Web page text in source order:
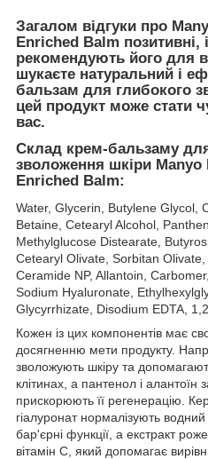
Загалом відгуки про
Enriched Balm позитивні,
рекомендують його для
шукаєте натуральний і
бальзам для глибокого
цей продукт може стати
вас.
Склад крем-бальзаму
зволоження шкіри
Enriched Balm:
Water, Glycerin, Butylene Glycol,
Betaine, Cetearyl Alcohol,
Methylglucose Distearate,
Cetearyl Olivate, Sorbitan
Ceramide NP, Allantoin,
Sodium Hyaluronate,
Glycyrrhizate, Disodium EDTA,
Кожен із цих компонентів має
досягненню мети продукту.
зволожують шкіру та
клітинах, а пантенол і алантоїн
прискорюють її регенерацію.
гіалуронат нормалізують
бар'єрні функції, а екстракт
вітамін С, який допомагає